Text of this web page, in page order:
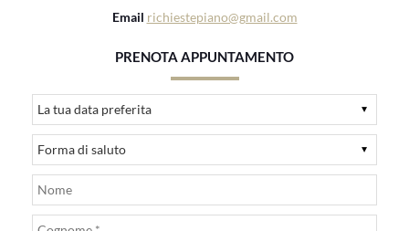
Email richiestepiano@gmail.com
PRENOTA APPUNTAMENTO